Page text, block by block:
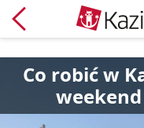
Co robić w